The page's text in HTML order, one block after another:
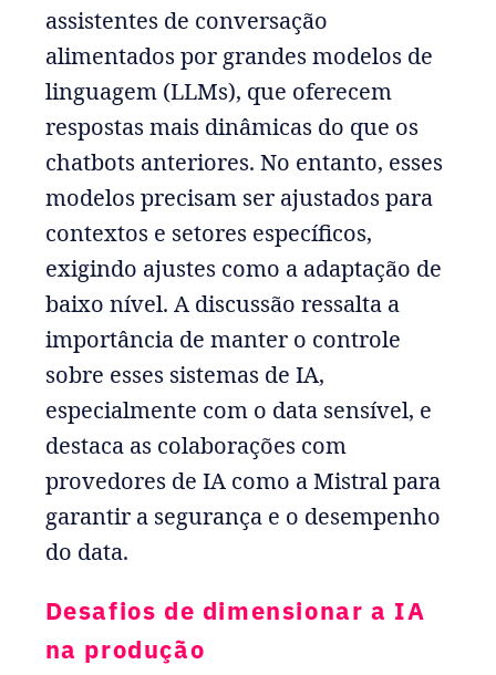
assistentes de conversação
alimentados por grandes modelos de
linguagem (LLMs), que oferecem
respostas mais dinâmicas do que os
chatbots anteriores. No entanto, esses
modelos precisam ser ajustados para
contextos e setores específicos,
exigindo ajustes como a adaptação de
baixo nível. A discussão ressalta a
importância de manter o controle
sobre esses sistemas de IA,
especialmente com o data sensível, e
destaca as colaborações com
provedores de IA como a Mistral para
garantir a segurança e o desempenho
do data.
Desafios de dimensionar a IA
na produção